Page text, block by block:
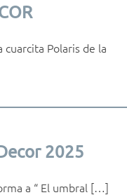
cuarcita Polaris de la
2025
a “ El umbral […]